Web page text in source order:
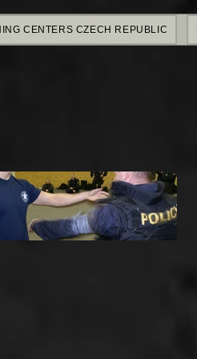
CENTERS CZECH REPUBLIC